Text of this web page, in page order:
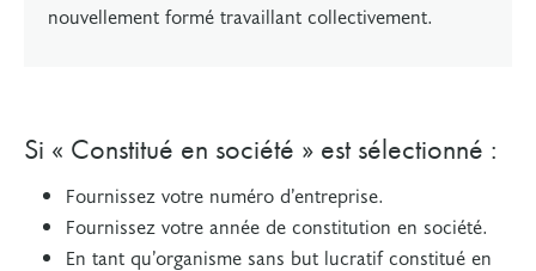
nouvellement formé travaillant collectivement.
Si « Constitué en société » est sélectionné :
Fournissez votre numéro d’entreprise.
Fournissez votre année de constitution en société.
En tant qu’organisme sans but lucratif constitué en